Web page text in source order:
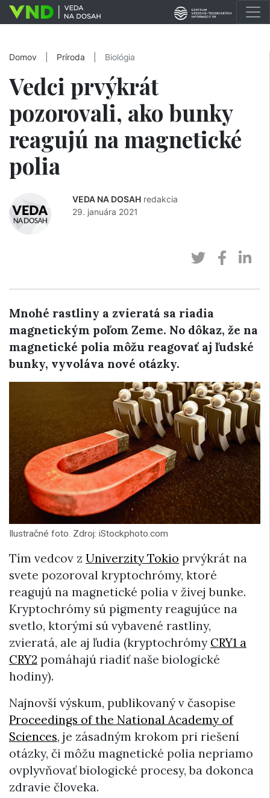
Domov Príroda Biológia
Vedci prvýkrát
pozorovali, ako bunky
reagujú na magnetické
polia
VEDA NA DOSAH redakcia
29. januára 2021
Mnohé rastliny a zvieratá sa riadia
magnetickým poľom Zeme. No dôkaz, že na
magnetické polia môžu reagovať aj ľudské
bunky, vyvoláva nové otázky.
Ilustračné foto. Zdroj: iStockphoto.com
Tím vedcov z Univerzity Tokio prvýkrát na
svete pozoroval kryptochrómy, ktoré
reagujú na magnetické polia v živej bunke.
Kryptochrómy sú pigmenty reagujúce na
svetlo, ktorými sú vybavené rastliny,
zvieratá, ale aj ľudia (kryptochrómy CRY1 a
CRY2 pomáhajú riadiť naše biologické
hodiny).
Najnovší výskum, publikovaný v časopise
Proceedings of the National Academy of
Sciences, je zásadným krokom pri riešení
otázky, či môžu magnetické polia nepriamo
ovplyvňovať biologické procesy, ba dokonca
zdravie človeka.